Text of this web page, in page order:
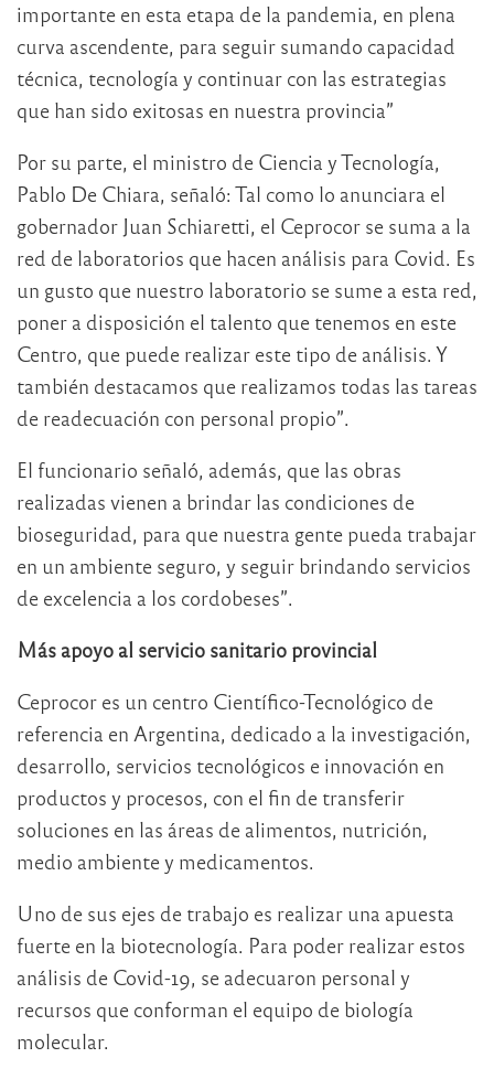
importante en esta etapa de la pandemia, en plena
curva ascendente, para seguir sumando capacidad
técnica, tecnología y continuar con las estrategias
que han sido exitosas en nuestra provincia”
Por su parte, el ministro de Ciencia y Tecnología,
Pablo De Chiara, señaló: Tal como lo anunciara el
gobernador Juan Schiaretti, el Ceprocor se suma a la
red de laboratorios que hacen análisis para Covid. Es
un gusto que nuestro laboratorio se sume a esta red,
poner a disposición el talento que tenemos en este
Centro, que puede realizar este tipo de análisis. Y
también destacamos que realizamos todas las tareas
de readecuación con personal propio”.
El funcionario señaló, además, que las obras
realizadas vienen a brindar las condiciones de
bioseguridad, para que nuestra gente pueda trabajar
en un ambiente seguro, y seguir brindando servicios
de excelencia a los cordobeses”.
Más apoyo al servicio sanitario provincial
Ceprocor es un centro Científico-Tecnológico de
referencia en Argentina, dedicado a la investigación,
desarrollo, servicios tecnológicos e innovación en
productos y procesos, con el fin de transferir
soluciones en las áreas de alimentos, nutrición,
medio ambiente y medicamentos.
Uno de sus ejes de trabajo es realizar una apuesta
fuerte en la biotecnología. Para poder realizar estos
análisis de Covid-19, se adecuaron personal y
recursos que conforman el equipo de biología
molecular.